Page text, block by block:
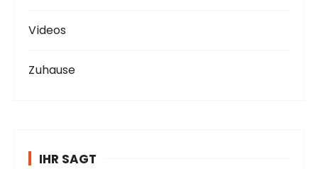
Videos
Zuhause
IHR SAGT